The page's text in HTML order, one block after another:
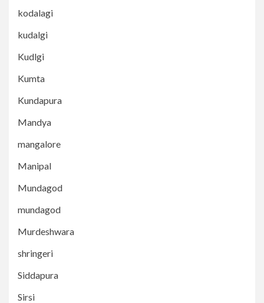
kodalagi
kudalgi
Kudlgi
Kumta
Kundapura
Mandya
mangalore
Manipal
Mundagod
mundagod
Murdeshwara
shringeri
Siddapura
Sirsi